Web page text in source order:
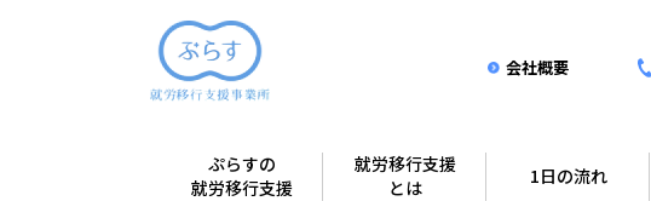
会社概要
ぷらすの
就労移行支援
就労移行支援
とは
1日の流れ